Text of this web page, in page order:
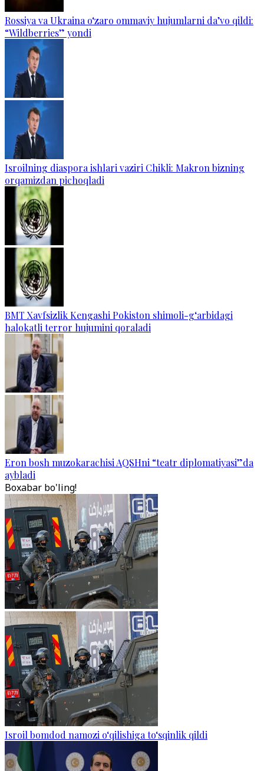
Rossiya va Ukraina o‘zaro ommaviy hujumlarni da’vo qildi:
“Wildberries” yondi
Isroilning diaspora ishlari vaziri Chikli: Makron bizning
orqamizdan pichoqladi
BMT Xavfsizlik Kengashi Pokiston shimoli-g‘arbidagi
halokatli terror hujumini qoraladi
Eron bosh muzokarachisi AQSHni “teatr diplomatiyasi”da
aybladi
Boxabar bo'ling!
Isroil bomdod namozi o‘qilishiga to‘sqinlik qildi